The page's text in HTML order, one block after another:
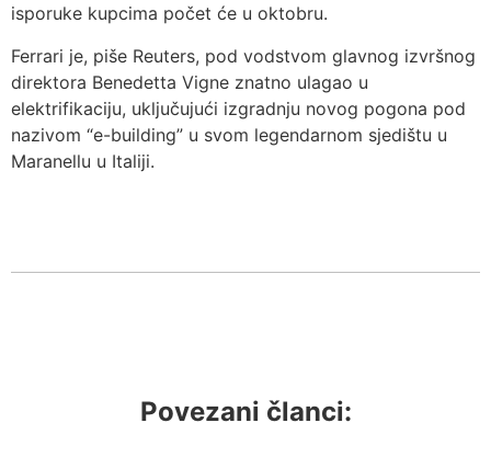
isporuke kupcima počet će u oktobru.
Ferrari je, piše Reuters, pod vodstvom glavnog izvršnog
direktora Benedetta Vigne znatno ulagao u
elektrifikaciju, uključujući izgradnju novog pogona pod
nazivom “e-building” u svom legendarnom sjedištu u
Maranellu u Italiji.
Povezani članci: